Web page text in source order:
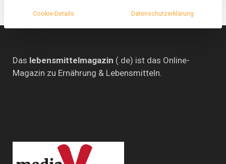
Küchenkabinett
Das lebensmittelmagazin (.de) ist das Online-
Magazin zu Ernährung & Lebensmitteln.
Cookie-Details Datenschutzerklärung